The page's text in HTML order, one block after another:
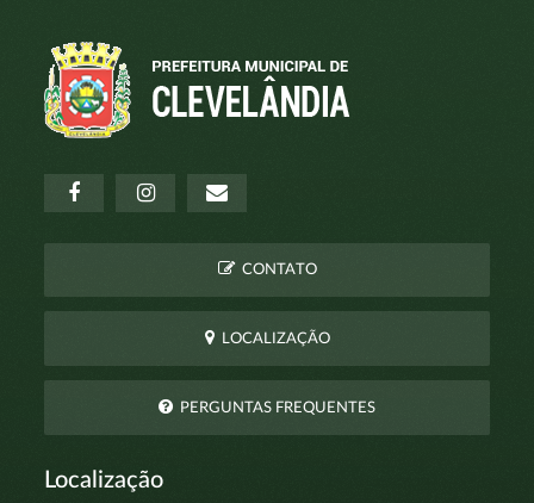
CONTATO
LOCALIZAÇÃO
PERGUNTAS FREQUENTES
Localização